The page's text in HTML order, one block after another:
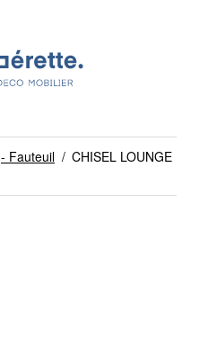
- Fauteuil / CHISEL LOUNGE